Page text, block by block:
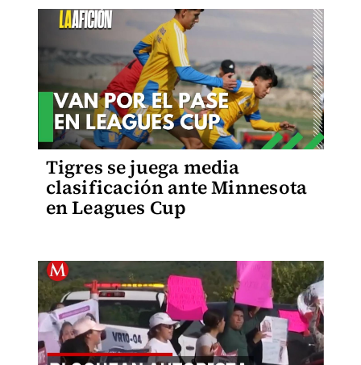
Tigres se juega media
clasificación ante Minnesota
en Leagues Cup